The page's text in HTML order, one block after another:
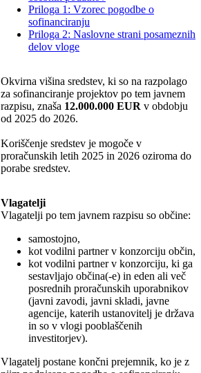
Priloga 1: Vzorec pogodbe o
sofinanciranju
Priloga 2: Naslovne strani posameznih
delov vloge
Okvirna višina sredstev, ki so na razpolago
za sofinanciranje projektov po tem javnem
razpisu, znaša 12.000.000 EUR v obdobju
od 2025 do 2026.
Koriščenje sredstev je mogoče v
proračunskih letih 2025 in 2026 oziroma do
porabe sredstev.
Vlagatelji
Vlagatelji po tem javnem razpisu so občine:
samostojno,
kot vodilni partner v konzorciju občin,
kot vodilni partner v konzorciju, ki ga
sestavljajo občina(-e) in eden ali več
posrednih proračunskih uporabnikov
(javni zavodi, javni skladi, javne
agencije, katerih ustanovitelj je država
in so v vlogi pooblaščenih
investitorjev).
Vlagatelj postane končni prejemnik, ko je z